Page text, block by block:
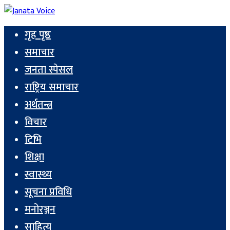
गृह पृष्ठ
समाचार
जनता स्पेसल
राष्ट्रिय समाचार
अर्थतन्त्र
विचार
टिभि
शिक्षा
स्वास्थ्य
सूचना प्रविधि
मनोरञ्जन